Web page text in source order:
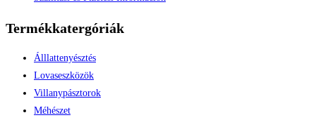
Termékkatergóriák
Álllattenyésztés
Lovaseszközök
Villanypásztorok
Méhészet